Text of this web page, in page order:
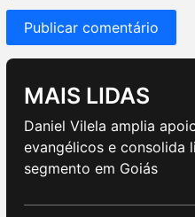
MAIS LIDAS
Daniel Vilela amplia
evangélicos e consolida
segmento em Goiás